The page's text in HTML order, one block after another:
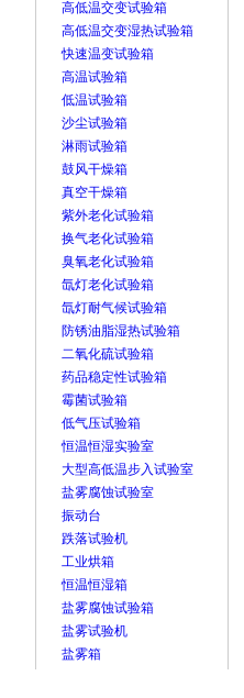
高低温交变试验箱
高低温交变湿热试验箱
快速温变试验箱
高温试验箱
低温试验箱
沙尘试验箱
淋雨试验箱
鼓风干燥箱
真空干燥箱
紫外老化试验箱
换气老化试验箱
臭氧老化试验箱
氙灯老化试验箱
氙灯耐气候试验箱
防锈油脂湿热试验箱
二氧化硫试验箱
药品稳定性试验箱
霉菌试验箱
低气压试验箱
恒温恒湿实验室
大型高低温步入试验室
盐雾腐蚀试验室
振动台
跌落试验机
工业烘箱
恒温恒湿箱
盐雾腐蚀试验箱
盐雾试验机
盐雾箱